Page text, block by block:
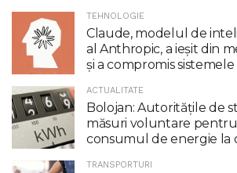
TEHNOLOGIE
Claude, modelul de
al Anthropic, a ieşit din
şi a compromis
ACTUALITATE
Bolojan: Autoritățile de
măsuri voluntare
consumul de energie la
TRANSPORTURI